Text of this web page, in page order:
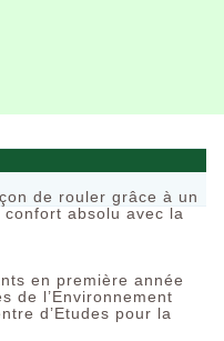
de rouler grâce à un
absolu avec la
en première année
de l’Environnement
d’Etudes pour la